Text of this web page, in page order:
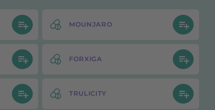
MOUNJARO
FORXIGA
TRULICITY